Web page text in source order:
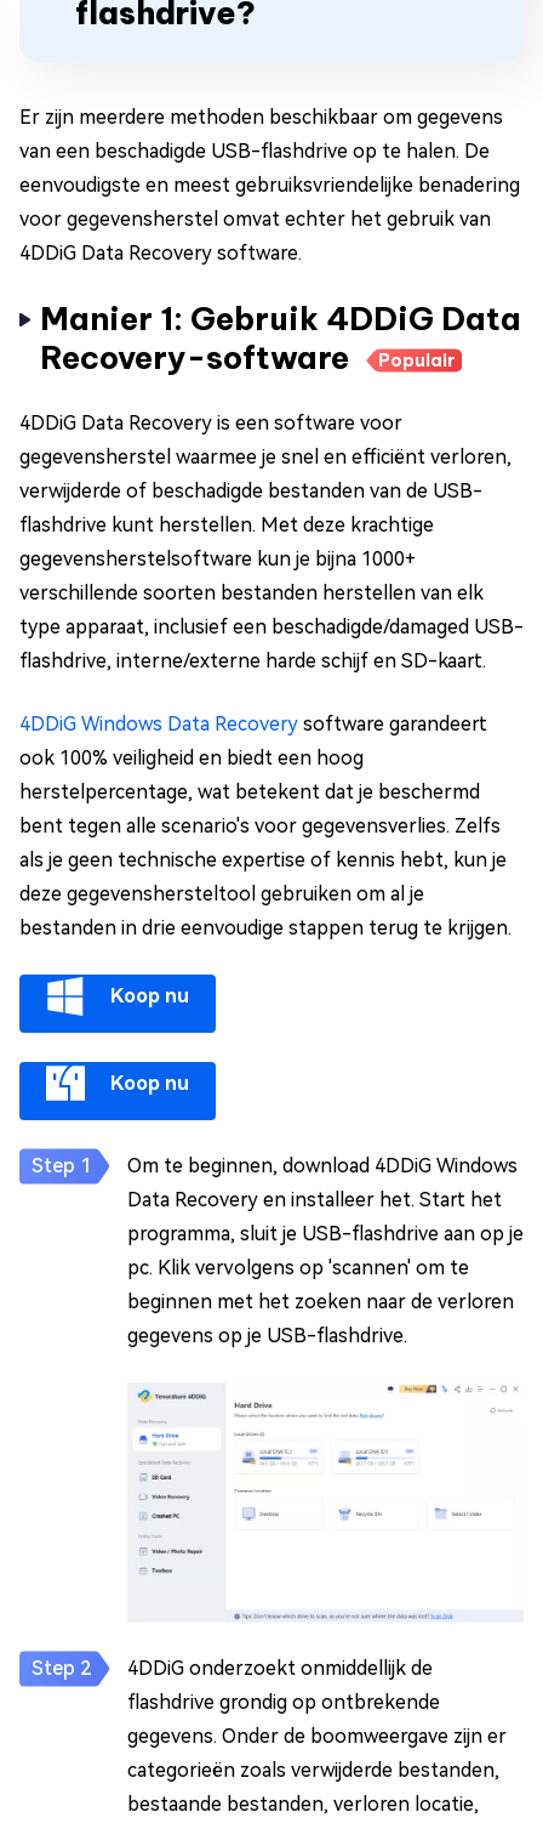
flashdrive?
Er zijn meerdere methoden beschikbaar om gegevens
van een beschadigde USB-flashdrive op te halen. De
eenvoudigste en meest gebruiksvriendelijke benadering
voor gegevensherstel omvat echter het gebruik van
4DDiG Data Recovery software.
Manier 1: Gebruik 4DDiG Data
Recovery-software
Populair
4DDiG Data Recovery is een software voor
gegevensherstel waarmee je snel en efficiënt verloren,
verwijderde of beschadigde bestanden van de USB-
flashdrive kunt herstellen. Met deze krachtige
gegevensherstelsoftware kun je bijna 1000+
verschillende soorten bestanden herstellen van elk
type apparaat, inclusief een beschadigde/damaged USB-
flashdrive, interne/externe harde schijf en SD-kaart.
4DDiG Windows Data Recovery software garandeert
ook 100% veiligheid en biedt een hoog
herstelpercentage, wat betekent dat je beschermd
bent tegen alle scenario's voor gegevensverlies. Zelfs
als je geen technische expertise of kennis hebt, kun je
deze gegevenshersteltool gebruiken om al je
bestanden in drie eenvoudige stappen terug te krijgen.
Koop nu
Koop nu
Om te beginnen, download 4DDiG Windows
Data Recovery en installeer het. Start het
programma, sluit je USB-flashdrive aan op je
pc. Klik vervolgens op 'scannen' om te
beginnen met het zoeken naar de verloren
gegevens op je USB-flashdrive.
4DDiG onderzoekt onmiddellijk de
flashdrive grondig op ontbrekende
gegevens. Onder de boomweergave zijn er
categorieën zoals verwijderde bestanden,
bestaande bestanden, verloren locatie,